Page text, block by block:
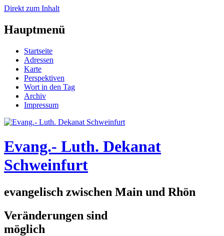
Direkt zum Inhalt
Hauptmenü
Startseite
Adressen
Karte
Perspektiven
Wort in den Tag
Archiv
Impressum
Evang.- Luth. Dekanat
Schweinfurt
evangelisch zwischen Main und Rhön
Veränderungen sind
möglich